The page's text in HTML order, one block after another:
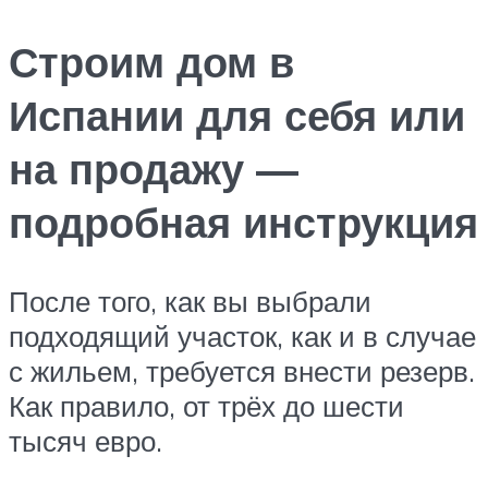
Строим дом в
Испании для себя или
на продажу —
подробная инструкция
После того, как вы выбрали
подходящий участок, как и в случае
с жильем, требуется внести резерв.
Как правило, от трёх до шести
тысяч евро.